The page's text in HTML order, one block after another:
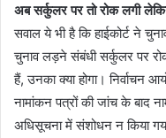
अब सर्कुलर पर तो रोक लगी
सवाल ये भी है कि हाईकोर्ट ने
चुनाव लड़ने संबंधी सर्कुलर पर
हैं, उनका क्या होगा। निर्वाचन
नामांकन पत्रों की जांच के बाद
अधिसूचना में संशोधन न किया